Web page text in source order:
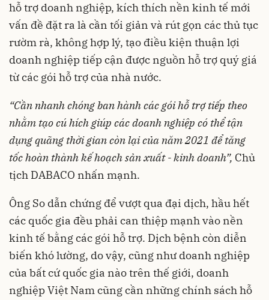
hỗ trợ doanh nghiệp, kích thích nền kinh tế mới
vấn đề đặt ra là cần tối giản và rút gọn các thủ tục
rườm rà, không hợp lý, tạo điều kiện thuận lợi
doanh nghiệp tiếp cận được nguồn hỗ trợ quý giá
từ các gói hỗ trợ của nhà nước.
“Cần nhanh chóng ban hành các gói hỗ trợ tiếp theo
nhằm tạo cú hích giúp các doanh nghiệp có thể tận
dụng quãng thời gian còn lại của năm 2021 để tăng
tốc hoàn thành kế hoạch sản xuất - kinh doanh”, Chủ
tịch DABACO nhấn mạnh.
Ông So dẫn chứng để vượt qua đại dịch, hầu hết
các quốc gia đều phải can thiệp mạnh vào nền
kinh tế bằng các gói hỗ trợ. Dịch bệnh còn diễn
biến khó lường, do vậy, cũng như doanh nghiệp
của bất cứ quốc gia nào trên thế giới, doanh
nghiệp Việt Nam cũng cần những chính sách hỗ